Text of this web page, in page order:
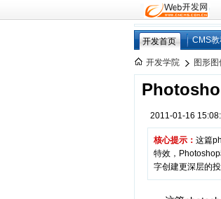
开发首页 CMS
开发学院 图形图
2011-01-16
核心提示： 这篇
特效，
字创建更深层的